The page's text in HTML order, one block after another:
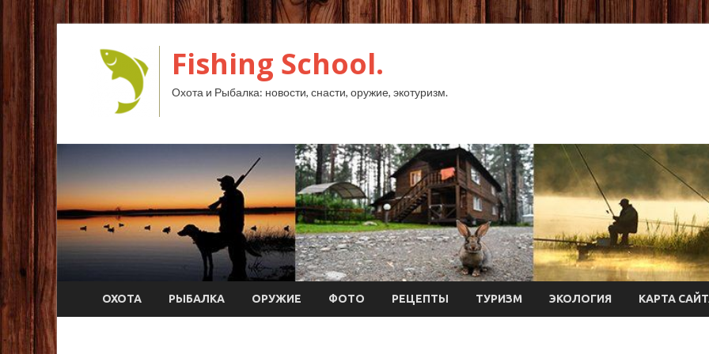
Fishing School.
Охота и Рыбалка: новости, снасти, оружие, экотуризм.
ОХОТА РЫБАЛКА ОРУЖИЕ ФОТО РЕЦЕПТЫ ТУРИЗМ ЭКОЛОГИЯ КАРТА